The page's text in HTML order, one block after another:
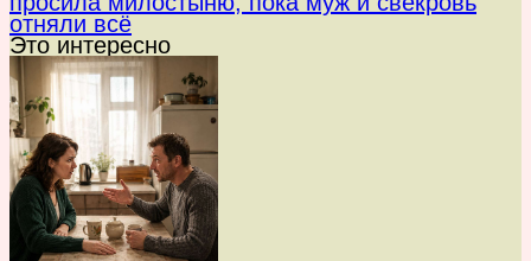
отняли всё
Это интересно